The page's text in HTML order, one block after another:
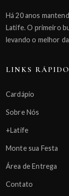
Há 20 anos
Latife. O primeiro
levando o melhor
LINKS
Cardápio
Sobre Nós
+Latife
Monte sua Festa
Área de Entrega
Contato